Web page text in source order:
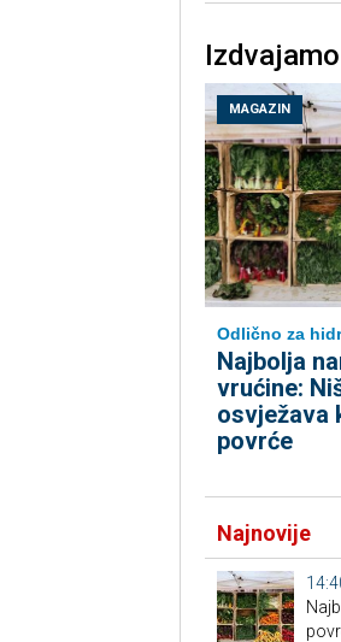
Izdvajamo
MAGAZIN
Odlično za
Najbolja
vrućine:
osvježava
povrće
Najnovije